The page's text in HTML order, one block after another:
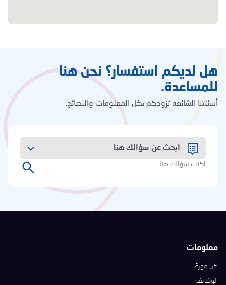
هل لديكم استفسار؟ نحن هنا
للمساعدة.
أسئلتنا الشائعة تزودكم بكل المعلومات والنصائح.
ابحث عن سؤالك هنا
معلومات
كن موزعًا
الوظائف